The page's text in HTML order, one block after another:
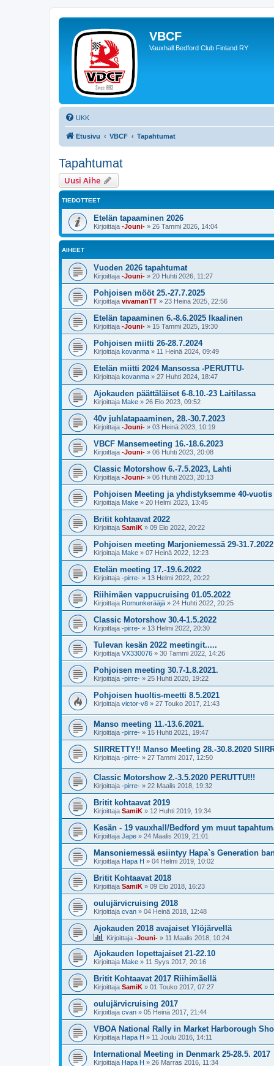
VBCF
Vauxhall Bedford Club Finland RY
UKK
Etusivu VBCF Tapahtumat
Tapahtumat
Uusi Aihe
TIEDOTTEET
Etelän tapaaminen 2026
Kirjoittaja -Jouni- » 26 Tammi 2026, 14:04
AIHEET
Vuoden 2026 tapahtumat
Kirjoittaja -Jouni- » 20 Huhti 2026, 11:27
Pohjoisen mööt 25.-27.7.2025
Kirjoittaja vivamanTT » 23 Heinä 2025, 22:56
Etelän tapaaminen 6.-8.6.2025 Ikaalinen
Kirjoittaja -Jouni- » 15 Tammi 2025, 19:30
Pohjoisen miitti 26-28.7.2024
Kirjoittaja kovanma » 11 Heinä 2024, 09:49
Etelän miitti 2024 Mansossa -PERUTTU-
Kirjoittaja kovanma » 27 Huhti 2024, 18:47
Ajokauden päättäläiset 6-8.10.-23 Laitilassa
Kirjoittaja Make » 26 Elo 2023, 09:52
40v juhlatapaaminen, 28.-30.7.2023
Kirjoittaja -Jouni- » 03 Heinä 2023, 10:19
VBCF Mansemeeting 16.-18.6.2023
Kirjoittaja -Jouni- » 06 Huhti 2023, 20:08
Classic Motorshow 6.-7.5.2023, Lahti
Kirjoittaja -Jouni- » 06 Huhti 2023, 20:13
Pohjoisen Meeting ja yhdistyksemme 40-vuotis
Kirjoittaja Make » 20 Helmi 2023, 13:45
Britit kohtaavat 2022
Kirjoittaja SamiK » 09 Elo 2022, 20:22
Pohjoisen meeting Marjoniemessä 29-31.7.2022
Kirjoittaja Make » 07 Heinä 2022, 12:23
Etelän meeting 17.-19.6.2022
Kirjoittaja -pirre- » 13 Helmi 2022, 20:22
Riihimäen vappucruising 01.05.2022
Kirjoittaja Romunkerääjä » 24 Huhti 2022, 20:25
Classic Motorshow 30.4-1.5.2022
Kirjoittaja -pirre- » 13 Helmi 2022, 20:30
Tulevan kesän 2022 meetingit.....
Kirjoittaja VX330076 » 30 Tammi 2022, 14:26
Pohjoisen meeting 30.7-1.8.2021.
Kirjoittaja -pirre- » 25 Huhti 2020, 19:22
Pohjoisen huoltis-meetti 8.5.2021
Kirjoittaja victor-v8 » 27 Touko 2017, 21:43
Manso meeting 11.-13.6.2021.
Kirjoittaja -pirre- » 15 Huhti 2021, 19:47
SIIRRETTY!! Manso Meeting 28.-30.8.2020
Kirjoittaja -pirre- » 27 Tammi 2017, 12:50
Classic Motorshow 2.-3.5.2020 PERUTTU!!!
Kirjoittaja -pirre- » 22 Maalis 2018, 19:32
Britit kohtaavat 2019
Kirjoittaja SamiK » 12 Huhti 2019, 19:34
Kesän - 19 vauxhall/Bedford ym muut
Kirjoittaja Jape » 24 Maalis 2019, 21:01
Mansoniemessä esiintyy Hapa`s Generation
Kirjoittaja Hapa H » 04 Helmi 2019, 10:02
Britit Kohtaavat 2018
Kirjoittaja SamiK » 09 Elo 2018, 16:23
oulujärvicruising 2018
Kirjoittaja cvan » 04 Heinä 2018, 12:48
Ajokauden 2018 avajaiset Ylöjärvellä
Kirjoittaja -Jouni- » 11 Maalis 2018, 10:24
Ajokauden lopettajaiset 21-22.10
Kirjoittaja Make » 11 Syys 2017, 20:16
Britit Kohtaavat 2017 Riihimäellä
Kirjoittaja SamiK » 01 Touko 2017, 07:27
oulujärvicruising 2017
Kirjoittaja cvan » 05 Heinä 2017, 21:44
VBOA National Rally in Market Harborough
Kirjoittaja Hapa H » 11 Joulu 2016, 14:11
International Meeting in Denmark 25-28.5. 2017
Kirjoittaja Hapa H » 26 Marras 2016, 11:34